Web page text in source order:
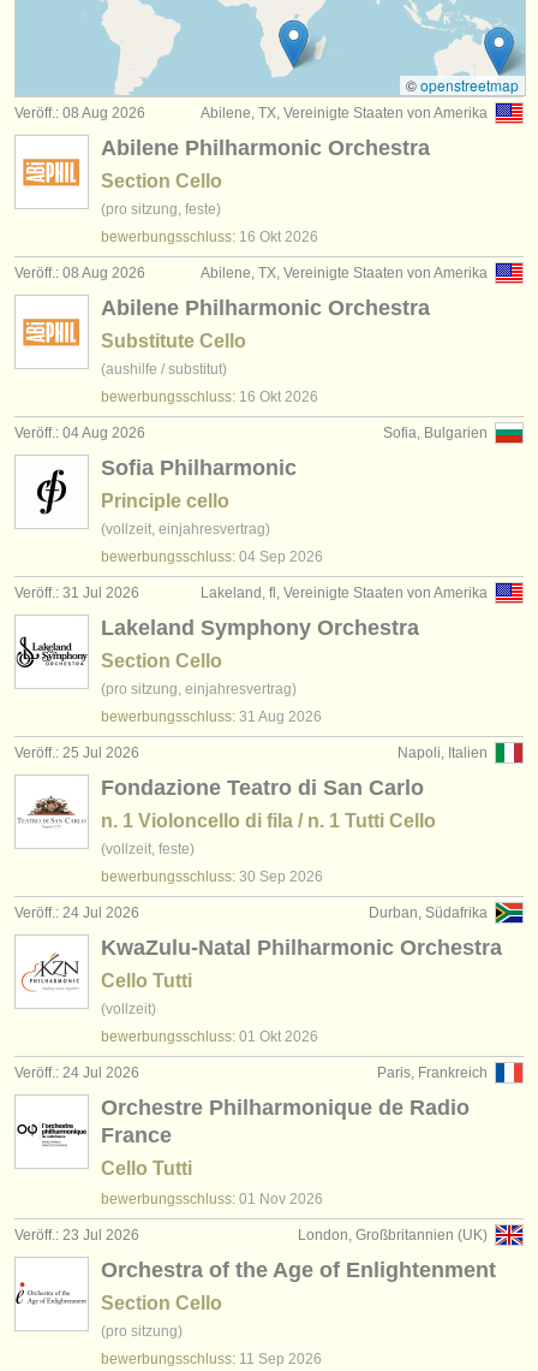
instrumentenverkauf
gestohlene instrumente
verzeichnisse:
orchester
musikhochschulen
jugendorchester
musicalchairs:
über musicalchairs
kontakt
rss feeds
nachrichten in der klassischen musik
anzeige veröffentlichen
find out about our ATS
faq
einloggen
degree courses: violoncello (10)
degree courses: baroque cello (2)
wettbewerb violoncello (16)
kleinanzeigen violoncello
violoncello verloren
©openstreetmap
Abilene, TX, Vereinigte Staaten von Amerika
Veröff.: 08 Aug 2026
Abilene Philharmonic Orchestra
Section Cello
(pro sitzung, feste)
bewerbungsschluss: 16 Okt 2026
Abilene, TX, Vereinigte Staaten von Amerika
Veröff.: 08 Aug 2026
Abilene Philharmonic Orchestra
Substitute Cello
(aushilfe / substitut)
bewerbungsschluss: 16 Okt 2026
Sofia, Bulgarien
Veröff.: 04 Aug 2026
Sofia Philharmonic
Principle cello
(vollzeit, einjahresvertrag)
bewerbungsschluss: 04 Sep 2026
Lakeland, fl, Vereinigte Staaten von Amerika
Veröff.: 31 Jul 2026
Lakeland Symphony Orchestra
Section Cello
(pro sitzung, einjahresvertrag)
bewerbungsschluss: 31 Aug 2026
Napoli, Italien
Veröff.: 25 Jul 2026
Fondazione Teatro di San Carlo
n. 1 Violoncello di fila / n. 1 Tutti Cello
(vollzeit, feste)
bewerbungsschluss: 30 Sep 2026
Durban, Südafrika
Veröff.: 24 Jul 2026
KwaZulu-Natal Philharmonic Orchestra
Cello Tutti
(vollzeit)
bewerbungsschluss: 01 Okt 2026
Paris, Frankreich
Veröff.: 24 Jul 2026
Orchestre Philharmonique de Radio
France
Cello Tutti
bewerbungsschluss: 01 Nov 2026
London, Großbritannien (UK)
Veröff.: 23 Jul 2026
Orchestra of the Age of Enlightenment
Section Cello
(pro sitzung)
bewerbungsschluss: 11 Sep 2026